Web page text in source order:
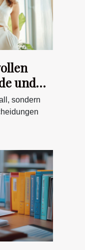
und
sondern